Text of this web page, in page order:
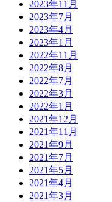
2023年11月
2023年7月
2023年4月
2023年1月
2022年11月
2022年8月
2022年7月
2022年3月
2022年1月
2021年12月
2021年11月
2021年9月
2021年7月
2021年5月
2021年4月
2021年3月